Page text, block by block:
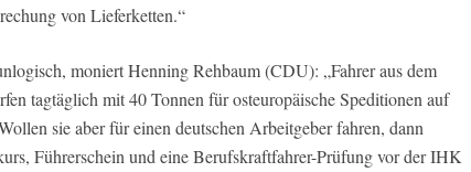
von Lieferketten.“
moniert Henning Rehbaum (CDU): „Fahrer aus dem
tagtäglich mit 40 Tonnen für osteuropäische Speditionen auf
sie aber für einen deutschen Arbeitgeber fahren, dann
Führerschein und eine Berufskraftfahrer-Prüfung vor der IHK